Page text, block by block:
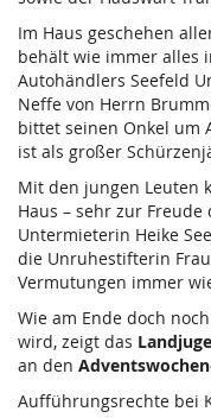
Im Haus geschehen
behält wie immer alles
Autohändlers Seefeld
Neffe von Herrn
bittet seinen Onkel um
ist als großer
Mit den jungen Leuten
Haus – sehr zur
Untermieterin Heike
die Unruhestifterin
Vermutungen immer
Wie am Ende doch
wird, zeigt das
an den
Aufführungsrechte bei